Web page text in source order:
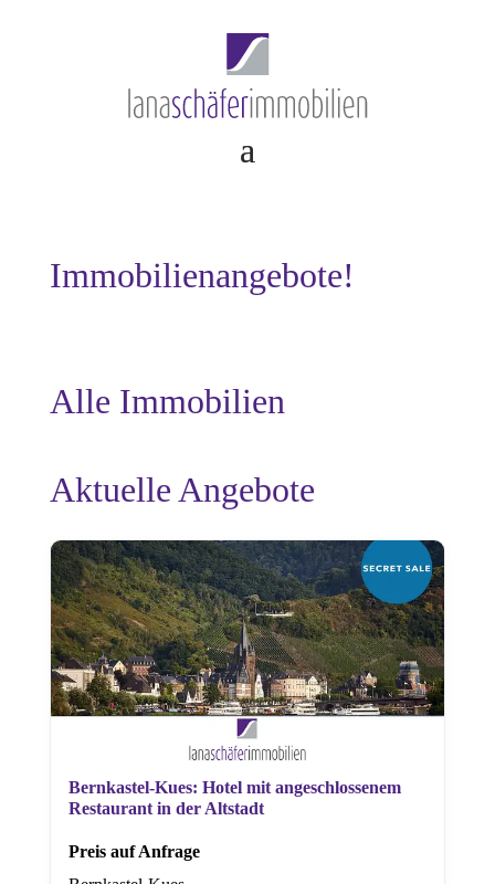
Immobilienangebote!
Alle Immobilien
Aktuelle Angebote
Bernkastel-Kues: Hotel mit angeschlossenem
Restaurant in der Altstadt
Preis auf Anfrage